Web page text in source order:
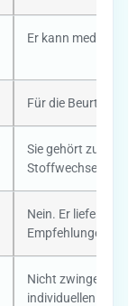
Er kann
Für die
Sie gehört zu den
Nein. Er liefert
Empfehlungen
Nicht zwingend.
individuellen